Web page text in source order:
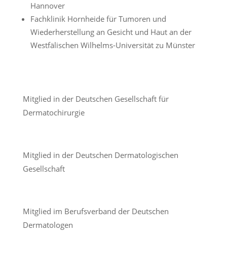
Hannover
Fachklinik Hornheide für Tumoren und
Wiederherstellung an Gesicht und Haut an der
Westfälischen Wilhelms-Universität zu Münster
Mitglied in der Deutschen Gesellschaft für
Dermatochirurgie
Mitglied in der Deutschen Dermatologischen
Gesellschaft
Mitglied im Berufsverband der Deutschen
Dermatologen